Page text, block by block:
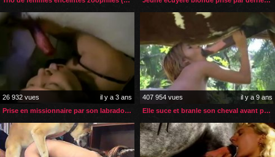
26 932 vues
il y a 3 ans
Prise en missionnaire par son labrador sur le banc de muscu
407 954 vues
il y a 9 ans
Elle suce et branle son cheval avant pénétration